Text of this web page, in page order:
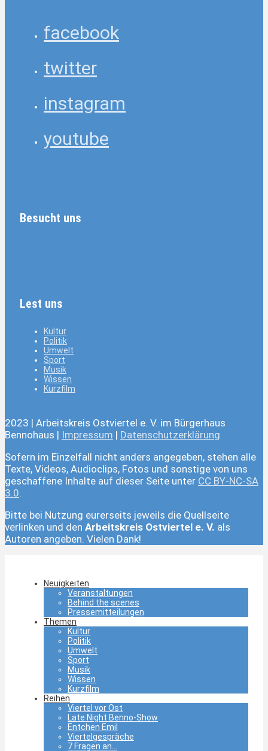
facebook
twitter
instagram
youtube
Besucht uns
Lest uns
Kultur
Politik
Umwelt
Sport
Musik
Wissen
Kurzfilm
2023 | Arbeitskreis Ostviertel e. V. im Bürgerhaus
Bennohaus | Impressum | Datenschutzerklärung
Sofern im Einzelfall nicht anders angegeben, stehen alle
Texte, Videos, Audioclips, Fotos und sonstige von uns
geschaffene Inhalte auf dieser Seite unter CC BY-NC-SA
3.0.
Bitte bei Nutzung eurerseits jeweils die Quellseite
verlinken und den Arbeitskreis Ostviertel e. V. als
Autoren angeben. Vielen Dank!
Neuigkeiten
Veranstaltungen
Behind the scenes
Pressemitteilungen
Themen
Kultur
Politik
Umwelt
Sport
Musik
Wissen
Kurzfilm
Reihen
Viertel vor Ost
Late Night Benno-Show
Entchen Emil
Viertelgespräche
7 Fragen an…